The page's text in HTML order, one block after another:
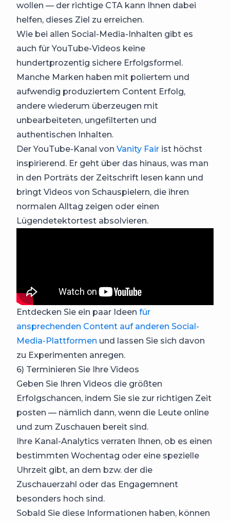
wollen — der richtige CTA kann Ihnen dabei
helfen, dieses Ziel zu erreichen.
Wie bei allen Social-Media-Inhalten gibt es
auch für YouTube-Videos keine
hundertprozentig sichere Erfolgsformel.
Manche Marken haben mit poliertem und
aufwendig produziertem Content Erfolg,
andere wiederum überzeugen mit
unbearbeiteten, ungefilterten und
authentischen Inhalten.
Der YouTube-Kanal von Vanity Fair ist höchst
inspirierend. Er geht über das hinaus, was man
in den Porträts der Zeitschrift lesen kann und
bringt Videos von Schauspielern, die ihren
normalen Alltag zeigen oder einen
Lügendetektortest absolvieren.
Entdecken Sie ein paar Ideen für
ansprechenden Content auf anderen Social-
Media-Plattformen und lassen Sie sich davon
zu Experimenten anregen.
6) Terminieren Sie Ihre Videos
Geben Sie Ihren Videos die größten
Erfolgschancen, indem Sie sie zur richtigen Zeit
posten — nämlich dann, wenn die Leute online
und zum Zuschauen bereit sind.
Ihre Kanal-Analytics verraten Ihnen, ob es einen
bestimmten Wochentag oder eine spezielle
Uhrzeit gibt, an dem bzw. der die
Zuschauerzahl oder das Engagemnent
besonders hoch sind.
Sobald Sie diese Informationen haben, können